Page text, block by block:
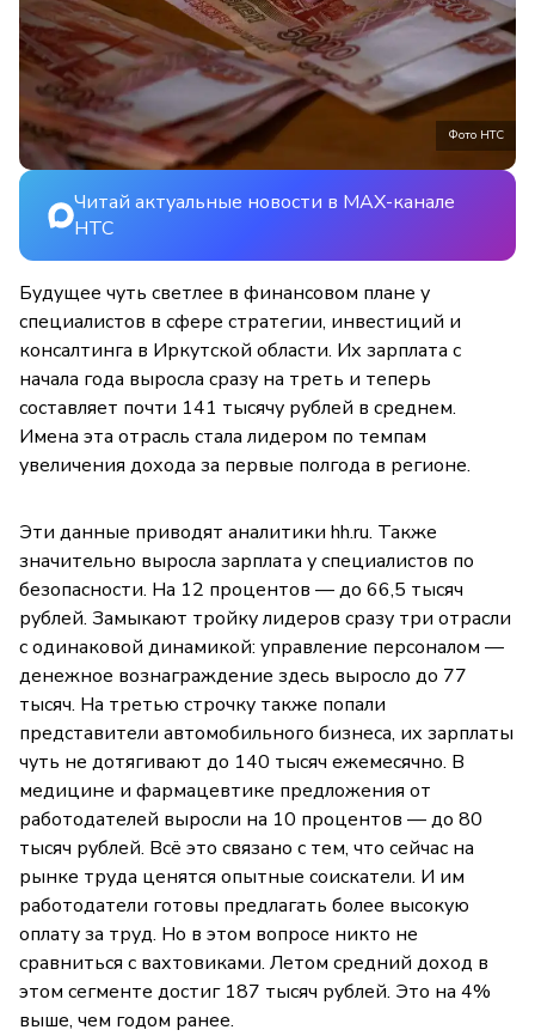
Фото НТС
Читай актуальные новости в MAX-канале
НТС
Будущее чуть светлее в финансовом плане у
специалистов в сфере стратегии, инвестиций и
консалтинга в Иркутской области. Их зарплата с
начала года выросла сразу на треть и теперь
составляет почти 141 тысячу рублей в среднем.
Имена эта отрасль стала лидером по темпам
увеличения дохода за первые полгода в регионе.
Эти данные приводят аналитики hh.ru. Также
значительно выросла зарплата у специалистов по
безопасности. На 12 процентов — до 66,5 тысяч
рублей. Замыкают тройку лидеров сразу три отрасли
с одинаковой динамикой: управление персоналом —
денежное вознаграждение здесь выросло до 77
тысяч. На третью строчку также попали
представители автомобильного бизнеса, их зарплаты
чуть не дотягивают до 140 тысяч ежемесячно. В
медицине и фармацевтике предложения от
работодателей выросли на 10 процентов — до 80
тысяч рублей. Всё это связано с тем, что сейчас на
рынке труда ценятся опытные соискатели. И им
работодатели готовы предлагать более высокую
оплату за труд. Но в этом вопросе никто не
сравниться с вахтовиками. Летом средний доход в
этом сегменте достиг 187 тысяч рублей. Это на 4%
выше, чем годом ранее.